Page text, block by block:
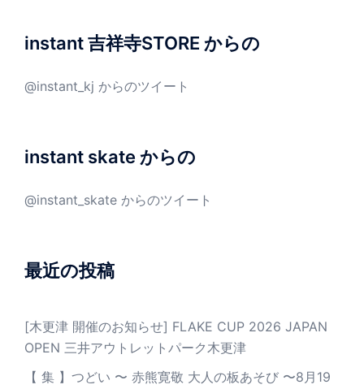
instant 吉祥寺STORE からの
@instant_kj からのツイート
instant skate からの
@instant_skate からのツイート
最近の投稿
[木更津 開催のお知らせ] FLAKE CUP 2026 JAPAN
OPEN 三井アウトレットパーク木更津
【 集 】つどい 〜 赤熊寛敬 大人の板あそび 〜8月19